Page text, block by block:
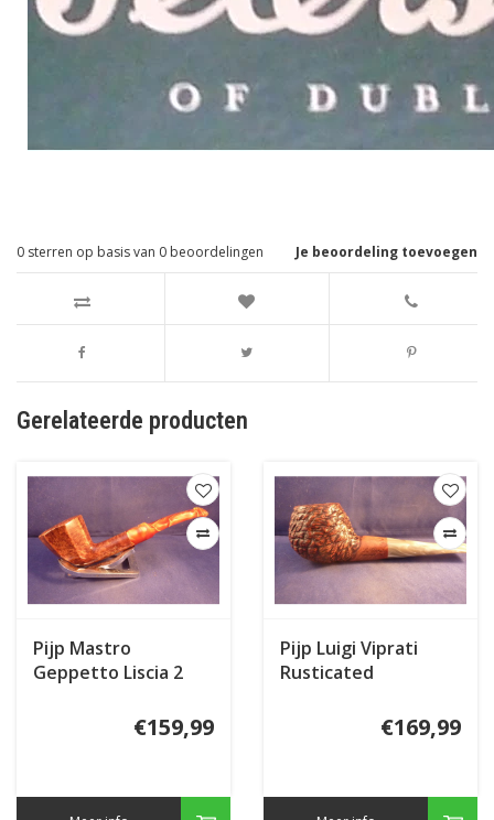
Je beoordeling toevoegen
0 sterren op basis van 0 beoordelingen
Gerelateerde producten
Pijp Mastro
Geppetto Liscia 2
€159,99
Pijp Luigi Viprati
Rusticated
€169,99